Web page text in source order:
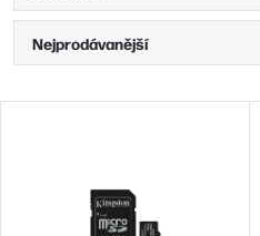
Ř
a
z
Nejprodávanější
V